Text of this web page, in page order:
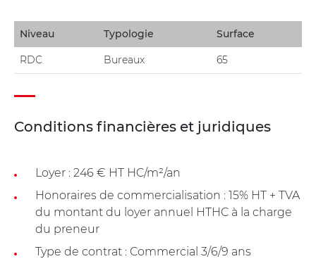
Niveau Typologie Surface
RDC Bureaux 65
Conditions financières et juridiques
Loyer : 246 € HT HC/m²/an
Honoraires de commercialisation : 15% HT + TVA
du montant du loyer annuel HTHC à la charge
du preneur
Type de contrat : Commercial 3/6/9 ans